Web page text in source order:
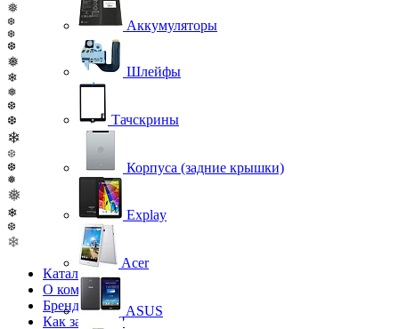
❅
❆
❆
❆
❅
❄
❅
❆
❆
❄
❆
❆
❅
❅
❄
❆
❄
Каталог
О компании
Бренды
Как заказать?
Аккумуляторы
Шлейфы
Тачскрины
Корпуса (задние крышки)
Explay
Acer
ASUS